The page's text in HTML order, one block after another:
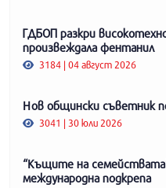
ГДБОП разкри
произвеждала фентанил
3184 | 04 август 2026
Нов общински съветник
3041 | 30 юли 2026
“Къщите на
международна подкрепа